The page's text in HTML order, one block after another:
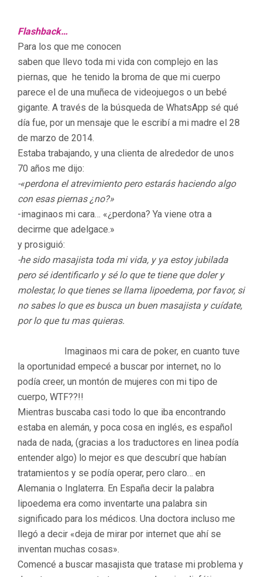
Flashback…
Para los que me conocen
saben que llevo toda mi vida con complejo en las
piernas, que he tenido la broma de que mi cuerpo
parece el de una muñeca de videojuegos o un bebé
gigante. A través de la búsqueda de WhatsApp sé qué
día fue, por un mensaje que le escribí a mi madre el 28
de marzo de 2014.
Estaba trabajando, y una clienta de alrededor de unos
70 años me dijo:
-«perdona el atrevimiento pero estarás haciendo algo
con esas piernas ¿no?»
-imaginaos mi cara… «¿perdona? Ya viene otra a
decirme que adelgace.»
y prosiguió:
-he sido masajista toda mi vida, y ya estoy jubilada
pero sé identificarlo y sé lo que te tiene que doler y
molestar, lo que tienes se llama lipoedema, por favor, si
no sabes lo que es busca un buen masajista y cuídate,
por lo que tu mas quieras.
Imaginaos mi cara de poker, en cuanto tuve
la oportunidad empecé a buscar por internet, no lo
podía creer, un montón de mujeres con mi tipo de
cuerpo, WTF??!!
Mientras buscaba casi todo lo que iba encontrando
estaba en alemán, y poca cosa en inglés, es español
nada de nada, (gracias a los traductores en linea podía
entender algo) lo mejor es que descubrí que habían
tratamientos y se podía operar, pero claro… en
Alemania o Inglaterra. En España decir la palabra
lipoedema era como inventarte una palabra sin
significado para los médicos. Una doctora incluso me
llegó a decir «deja de mirar por internet que ahí se
inventan muchas cosas».
Comencé a buscar masajista que tratase mi problema y